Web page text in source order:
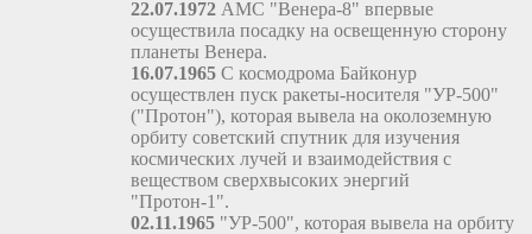
22.07.1972 АМС "Венера-8" впервые
осуществила посадку на освещенную сторону
планеты Венера.
16.07.1965 С космодрома Байконур
осуществлен пуск ракеты-носителя "УР-500"
("Протон"), которая вывела на околоземную
орбиту советский спутник для изучения
космических лучей и взаимодействия с
веществом сверхвысоких энергий
"Протон-1".
02.11.1965 "УР-500", которая вывела на орбиту